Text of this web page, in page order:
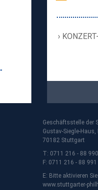
Geschäftsstelle der
Gustav-Siegle-
70182 Stuttgart
T: 0711 216 - 88
F: 0711 216 - 88 991
E: Bitte aktivieren
www.stuttgarter-